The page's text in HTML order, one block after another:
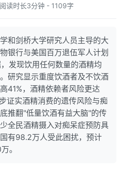
读时长3分钟 - 1109字
和剑桥大学研究人员主导的大
银行与美国百万退伍军人计划
发现饮用任何数量的酒精均
研究显示重度饮酒者及不饮酒
41%，酒精依赖者风险更达
证实酒精消费的遗传风险与痴
推翻"低量饮酒有益大脑"的传
全民酒精摄入对痴呆症预防具
有98.2万人受此困扰，预计
。